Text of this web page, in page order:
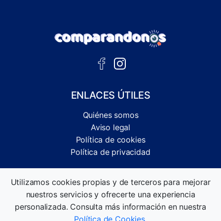
ENLACES ÚTILES
Quiénes somos
Aviso legal
Política de cookies
Política de privacidad
informativas.
©2026 Comparandonos. Todos los derechos reservados.
Utilizamos cookies propias y de terceros para mejorar
nuestros servicios y ofrecerte una experiencia
personalizada. Consulta más información en nuestra
Política de Cookies.